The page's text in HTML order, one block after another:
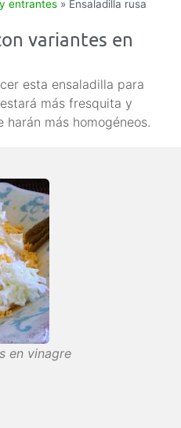
entrantes » Ensaladilla rusa
variantes en
esta ensaladilla para
más fresquita y
más homogéneos.
en vinagre